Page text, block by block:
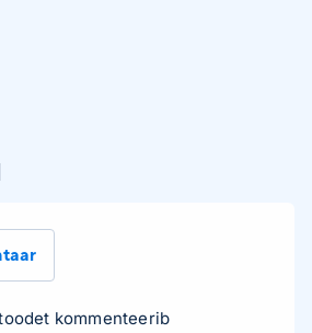
kommenteerib